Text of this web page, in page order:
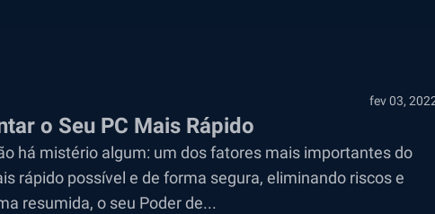
fev 03,
o Seu PC Mais Rápido
há mistério algum: um dos fatores mais importantes do
rápido possível e de forma segura, eliminando riscos e
resumida, o seu Poder de...